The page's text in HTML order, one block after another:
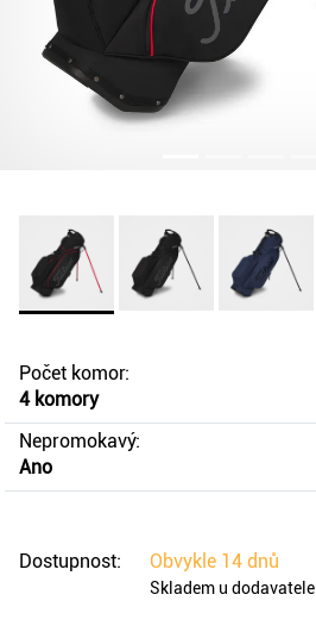
Počet komor:
4 komory
Nepromokavý:
Ano
Dostupnost: Obvykle 14 dnů
Skladem u dodavatele